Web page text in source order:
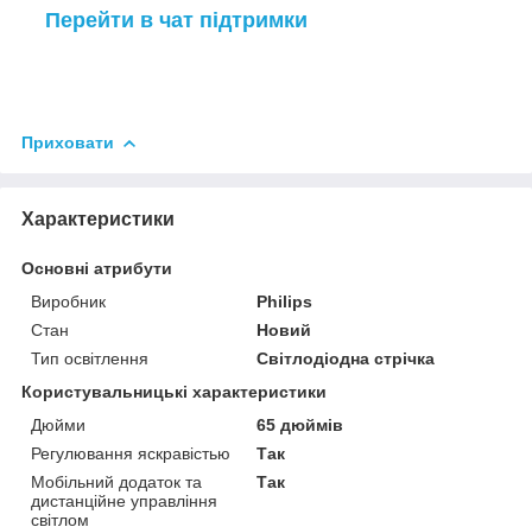
Перейти в чат підтримки
Приховати
Характеристики
Основні атрибути
Виробник
Philips
Стан
Новий
Тип освітлення
Світлодіодна стрічка
Користувальницькі характеристики
Дюйми
65 дюймів
Регулювання яскравістью
Так
Мобільний додаток та
дистанційне управління
світлом
Так